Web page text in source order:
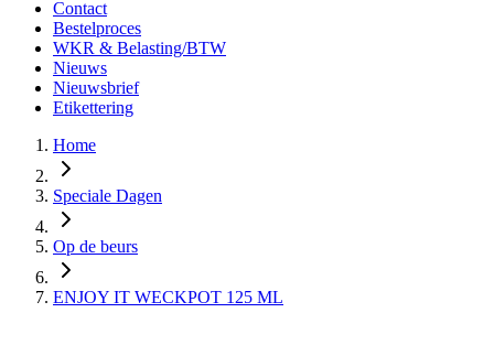
Contact
Bestelproces
WKR & Belasting/BTW
Nieuws
Nieuwsbrief
Etikettering
Home
Speciale Dagen
Op de beurs
ENJOY IT WECKPOT 125 ML